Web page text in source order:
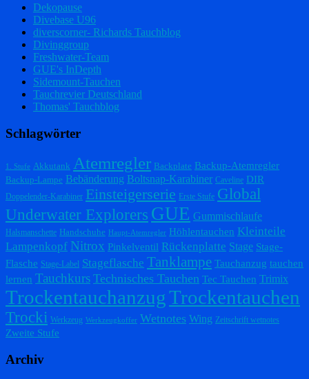
Dekopause
Divebase U96
diverscorner- Richards Tauchblog
Divinggroup
Freshwater-Team
GUE's InDepth
Sidemount-Tauchen
Tauchrevier Deutschland
Thomas' Tauchblog
Schlagwörter
1. Stufe Akkutank Atemregler Backplate Backup-Atemregler
Backup-Lampe Bebänderung Boltsnap-Karabiner Caveline DIR
Doppelender-Karabiner Einsteigerserie Erste Stufe Global
Underwater Explorers GUE Gummischlaufe
Halsmanschette Handschuhe Haupt-Atemregler Höhlentauchen Kleinteile
Lampenkopf Nitrox Pinkelventil Rückenplatte Stage Stage-
Flasche Stage-Label Stageflasche Tanklampe Tauchanzug tauchen
lernen Tauchkurs Technisches Tauchen Tec Tauchen Trimix
TrockentauchanzugTrockentauchen
Trocki Werkzeug Werkzeugkoffer Wetnotes Wing Zeitschrift wetnotes
Zweite Stufe
Archiv